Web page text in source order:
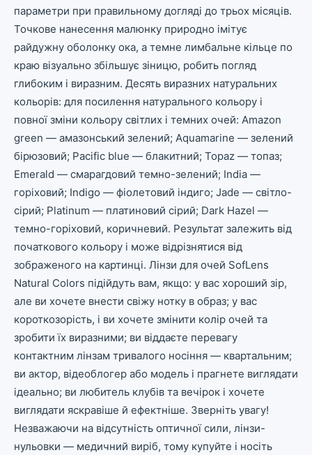
параметри при правильному догляді до трьох місяців.
Точкове нанесення малюнку природно імітує
райдужну оболонку ока, а темне лимбальне кільце по
краю візуально збільшує зіницю, робить погляд
глибоким і виразним. Десять виразних натуральних
кольорів: для посилення натурального кольору і
повної зміни кольору світлих і темних очей: Amazon
green — амазонський зелений; Aquamarine — зелений
бірюзовий; Pacific blue — блакитний; Topaz — топаз;
Emerald — смарагдовий темно-зелений; India —
горіховий; Indigo — фіолетовий індиго; Jade — світло-
сірий; Platinum — платиновий сірий; Dark Hazel —
темно-горіховий, коричневий. Результат залежить від
початкового кольору і може відрізнятися від
зображеного на картинці. Лінзи для очей SofLens
Natural Colors підійдуть вам, якщо: у вас хороший зір,
але ви хочете внести свіжу нотку в образ; у вас
короткозорість, і ви хочете змінити колір очей та
зробити їх виразними; ви віддаєте перевагу
контактним лінзам тривалого носіння — квартальним;
ви актор, відеоблогер або модель і прагнете виглядати
ідеально; ви любитель клубів та вечірок і хочете
виглядати яскравіше й ефектніше. Зверніть увагу!
Незважаючи на відсутність оптичної сили, лінзи-
нульовки — медичний виріб, тому купуйте і носіть